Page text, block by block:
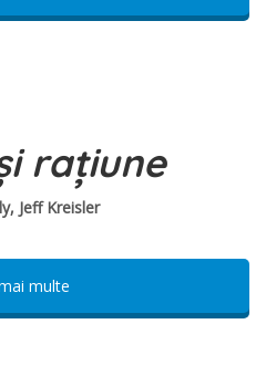
rațiune
Jeff Kreisler
multe